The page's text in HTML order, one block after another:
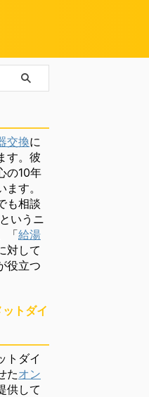
交換に
す。彼
の10年
す。
も相談
いうニ
「給湯
対して
役立つ
トダイ
トダイ
たオン
供して